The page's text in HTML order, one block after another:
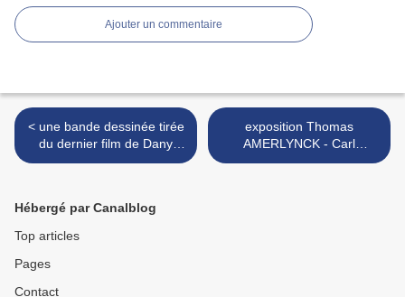
Ajouter un commentaire
< une bande dessinée tirée
du dernier film de Dany
boon " Rien à déclarer"
exposition Thomas
AMERLYNCK - Carl
ROOSENS à la Galerie
Hébergé par Canalblog
Top articles
Pages
Contact